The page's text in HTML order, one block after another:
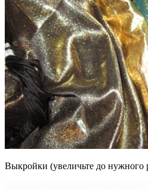
Выкройки (увеличьте до нужного